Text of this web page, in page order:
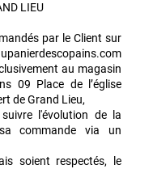
LIEU
par le Client sur
au magasin
09 Place de l’église
de Grand Lieu,
l'évolution de la
commande via un
soient respectés, le